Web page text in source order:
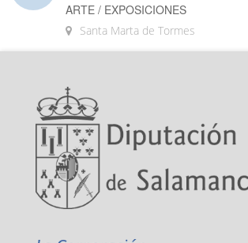
ARTE / EXPOSICIONES
Santa Marta de Tormes